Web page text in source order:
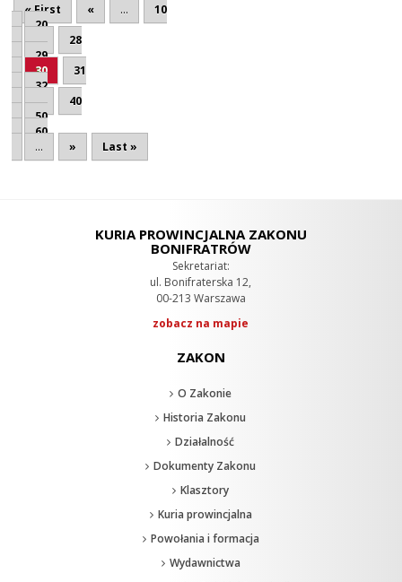
« First « ...
10
20
...
28
29
30
31
32
...
40
50
60
...
» Last »
KURIA PROWINCJALNA ZAKONU
BONIFRATRÓW
Sekretariat:
ul. Bonifraterska 12,
00-213 Warszawa
zobacz na mapie
ZAKON
O Zakonie
Historia Zakonu
Działalność
Dokumenty Zakonu
Klasztory
Kuria prowincjalna
Powołania i formacja
Wydawnictwa